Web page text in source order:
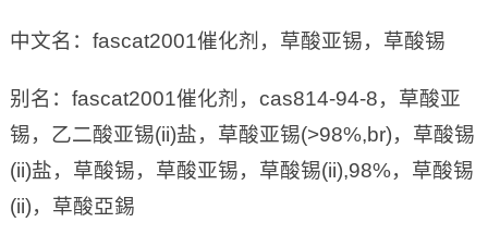
中文名：fascat2001催化剂，草酸亚锡，草酸锡
别名：fascat2001催化剂，cas814-94-8，草酸亚
锡，乙二酸亚锡(ii)盐，草酸亚锡(>98%,br)，草酸锡
(ii)盐，草酸锡，草酸亚锡，草酸锡(ii),98%，草酸锡
(ii)，草酸亞錫